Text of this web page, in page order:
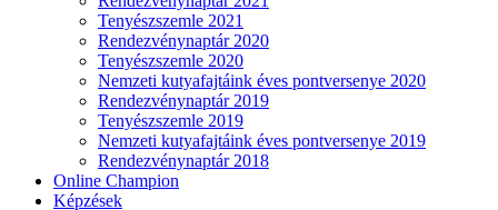
Tenyészszemle 2021
Rendezvénynaptár 2020
Tenyészszemle 2020
Nemzeti kutyafajtáink éves pontversenye 2020
Rendezvénynaptár 2019
Tenyészszemle 2019
Nemzeti kutyafajtáink éves pontversenye 2019
Rendezvénynaptár 2018
Online Champion
Képzések